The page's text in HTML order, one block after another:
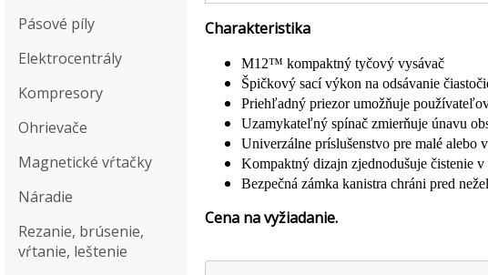
Pásové píly
Elektrocentrály
Kompresory
Ohrievače
Magnetické vŕtačky
Náradie
Rezanie, brúsenie,
vŕtanie, leštenie
Charakteristika
M12™ kompaktný tyčový vysávač
Špičkový sací výkon na odsávanie
Priehľadný priezor umožňuje
Uzamykateľný spínač zmierňuje únavu
Univerzálne príslušenstvo pre malé alebo
Kompaktný dizajn zjednodušuje čistenie v
Bezpečná zámka kanistra chráni pred
Cena na vyžiadanie.